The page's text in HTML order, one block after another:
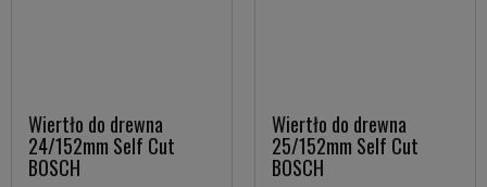
Wiertło do drewna
24/152mm Self Cut
BOSCH
Wiertło do drewna
25/152mm Self Cut
BOSCH